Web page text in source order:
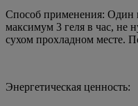
Способ применения: Один
максимум 3 геля в час, не
сухом прохладном месте.
Энергетическая ценность: